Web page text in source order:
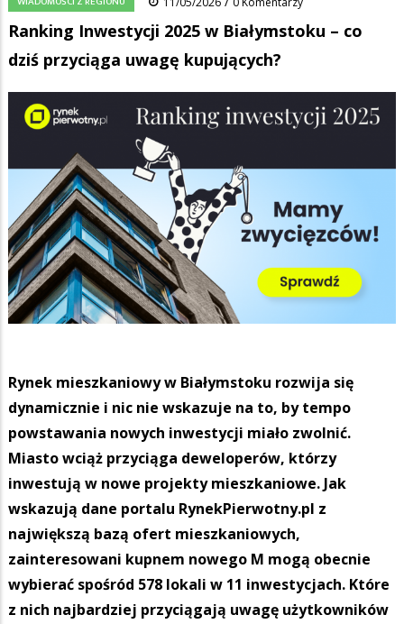
Ranking Inwestycji 2025 w Białymstoku – co
dziś przyciąga uwagę kupujących?
Rynek mieszkaniowy w Białymstoku rozwija się
dynamicznie i nic nie wskazuje na to, by tempo
powstawania nowych inwestycji miało zwolnić.
Miasto wciąż przyciąga deweloperów, którzy
inwestują w nowe projekty mieszkaniowe. Jak
wskazują dane portalu RynekPierwotny.pl z
największą bazą ofert mieszkaniowych,
zainteresowani kupnem nowego M mogą obecnie
wybierać spośród 578 lokali w 11 inwestycjach. Które
z nich najbardziej przyciągają uwagę użytkowników